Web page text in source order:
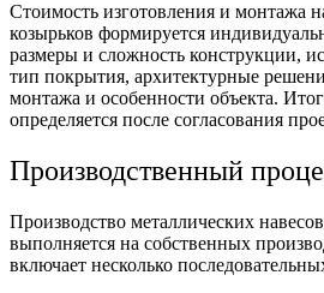
Стоимость изготовления и монтажа
козырьков формируется
размеры и сложность конструкции,
тип покрытия, архитектурные
монтажа и особенности объекта.
определяется после согласования
Производственный
Производство металлических
выполняется на собственных
включает несколько